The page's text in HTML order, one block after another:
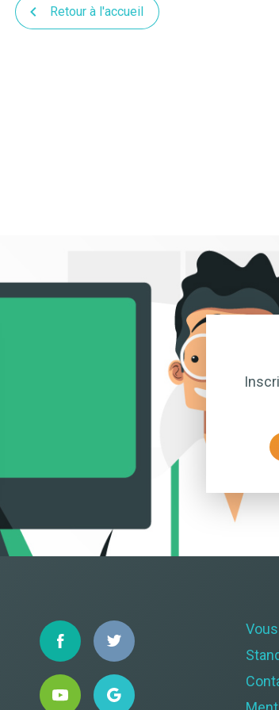
Retour à l'accueil